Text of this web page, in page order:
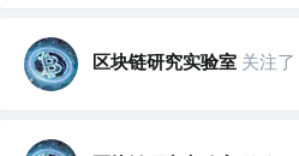
区块链研究实验室 关注了